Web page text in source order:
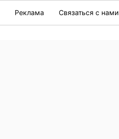
Реклама Связаться с нами